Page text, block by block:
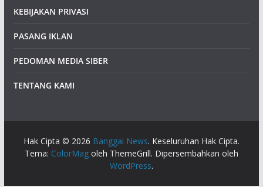
KEBIJAKAN PRIVASI
PASANG IKLAN
PEDOMAN MEDIA SIBER
TENTANG KAMI
Hak Cipta © 2026 Banggai News. Keseluruhan Hak Cipta.
Tema: ColorMagoleh ThemeGrill. Dipersembahkan oleh
WordPress.